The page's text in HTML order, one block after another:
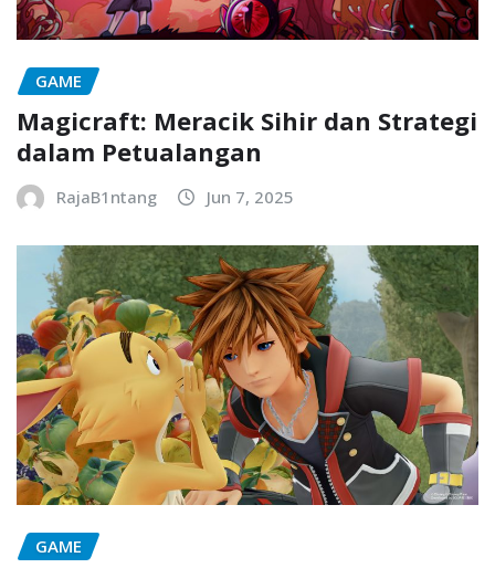
GAME
Magicraft: Meracik Sihir dan Strategi
dalam Petualangan
RajaB1ntang Jun 7, 2025
GAME